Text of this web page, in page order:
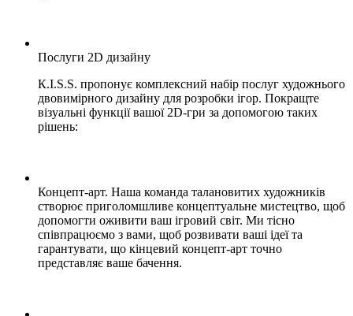
Послуги 2D дизайну
К.І.S.S. пропонує комплексний набір послуг художнього
двовимірного дизайну для розробки ігор. Покращте
візуальні функції вашої 2D-гри за допомогою таких
рішень:
Концепт-арт. Наша команда талановитих художників
створює приголомшливе концептуальне мистецтво, щоб
допомогти оживити ваш ігровий світ. Ми тісно
співпрацюємо з вами, щоб розвивати ваші ідеї та
гарантувати, що кінцевий концепт-арт точно
представляє ваше бачення.